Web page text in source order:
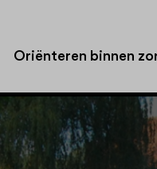
Oriënteren binnen